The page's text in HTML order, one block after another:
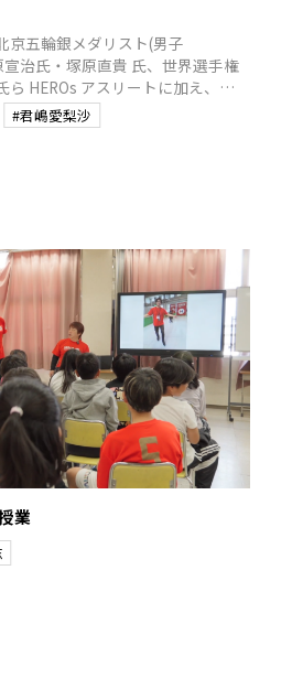
京五輪銀メダリスト(男子
治氏・塚原直貴 氏、世界選手権
ら HEROs アスリートに加え、日
力によりロンドン五輪日本代表
オデジャネイロ五輪日本代表の
生を中心に、トップアス リートに
子どもたちに夢と希望を届けま
#君嶋愛梨沙
業